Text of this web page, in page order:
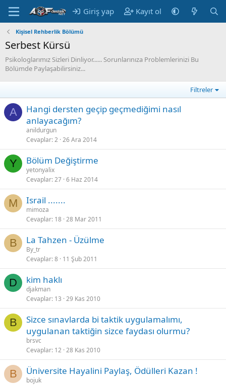
Giriş yap Kayıt ol
Kişisel Rehberlik Bölümü
Serbest Kürsü
Psikologlarımız Sizleri Dinliyor...... Sorunlarınıza Problemlerinizi Bu
Bölümde Paylaşabilirsiniz...
Filtreler
A
Hangi dersten geçip geçmediğimi nasıl
anlayacağım?
anildurgun
Cevaplar 2 26 Ara 2014
Y Bölüm Değiştirme
yetonyalix
Cevaplar 27 6 Haz 2014
M Israil .......
mimoza
Cevaplar 18 28 Mar 2011
B La Tahzen - Üzülme
By_tr
Cevaplar 8 11 Şub 2011
D kim haklı
djakman
Cevaplar 13 29 Kas 2010
B
Sizce sınavlarda bi taktik uygulamalımı,
uygulanan taktiğin sizce faydası olurmu?
brsvc
Cevaplar 12 28 Kas 2010
B Üniversite Hayalini Paylaş, Ödülleri Kazan !
bojuk